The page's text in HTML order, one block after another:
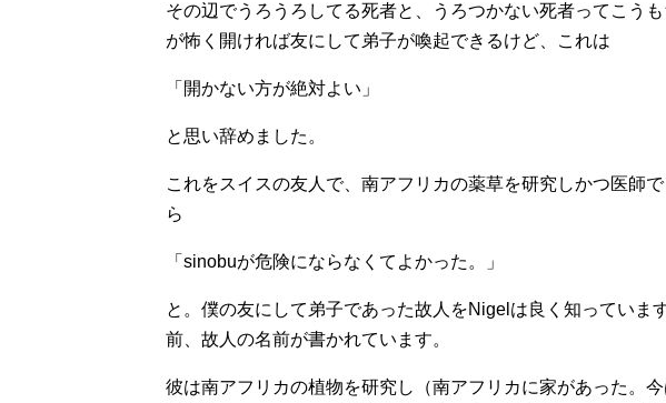
その辺でうろうろしてる死者と、うろつかない死者ってこう
が怖く開ければ友にして弟子が喚起できるけど、これは
「開かない方が絶対よい」
と思い辞めました。
これをスイスの友人で、南アフリカの薬草を研究しかつ医師
ら
「sinobuが危険にならなくてよかった。」
と。僕の友にして弟子であった故人をNigelは良く知っていま
前、故人の名前が書かれています。
彼は南アフリカの植物を研究し（南アフリカに家があった。